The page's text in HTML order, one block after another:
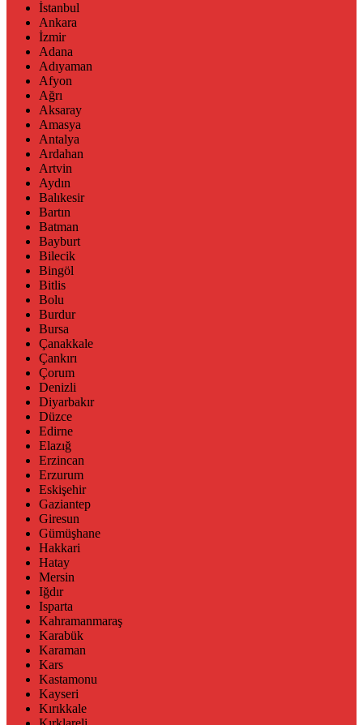
İstanbul
Ankara
İzmir
Adana
Adıyaman
Afyon
Ağrı
Aksaray
Amasya
Antalya
Ardahan
Artvin
Aydın
Balıkesir
Bartın
Batman
Bayburt
Bilecik
Bingöl
Bitlis
Bolu
Burdur
Bursa
Çanakkale
Çankırı
Çorum
Denizli
Diyarbakır
Düzce
Edirne
Elazığ
Erzincan
Erzurum
Eskişehir
Gaziantep
Giresun
Gümüşhane
Hakkari
Hatay
Mersin
Iğdır
Isparta
Kahramanmaraş
Karabük
Karaman
Kars
Kastamonu
Kayseri
Kırıkkale